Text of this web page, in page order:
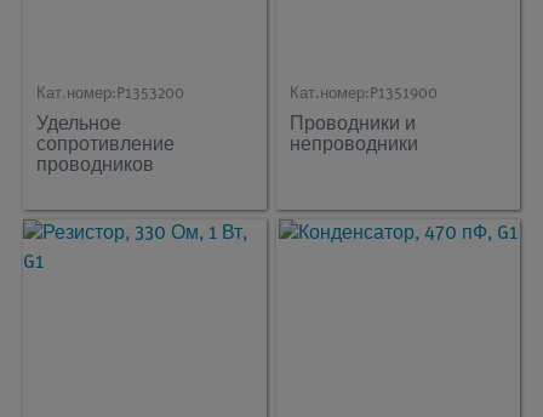
Кат.номер: P1353200
Удельное
сопротивление
проводников
Кат.номер: P1351900
Проводники и
непроводники